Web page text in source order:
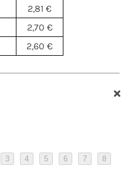
2,81 €
2,70 €
2,60 €
3 4 5 6 7 8